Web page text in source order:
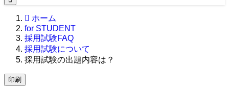
ホーム
for STUDENT
採用試験FAQ
採用試験について
採用試験の出題内容は？
印刷